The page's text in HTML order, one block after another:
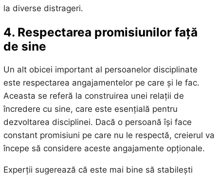
la diverse distrageri.
4. Respectarea promisiunilor față
de sine
Un alt obicei important al persoanelor disciplinate
este respectarea angajamentelor pe care și le fac.
Aceasta se referă la construirea unei relații de
încredere cu sine, care este esențială pentru
dezvoltarea disciplinei. Dacă o persoană își face
constant promisiuni pe care nu le respectă, creierul va
începe să considere aceste angajamente opționale.
Experții sugerează că este mai bine să stabilești